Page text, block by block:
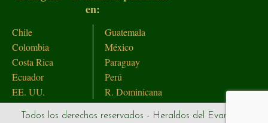
en:
Chile
Colombia
Costa Rica
Ecuador
EE. UU.
Guatemala
México
Paraguay
Perú
R. Dominicana
Todos los derechos reservados - Heraldos del Evangelio